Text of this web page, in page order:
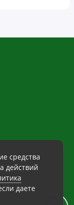
информации о
вносимые
средства
действий
даете
11:30 до 19:30